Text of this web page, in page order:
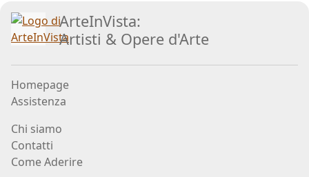
Angela
Martinella
ArteInVista:
Artisti &Opere d'Arte
Homepage
Assistenza
Chi siamo
Contatti
Come Aderire